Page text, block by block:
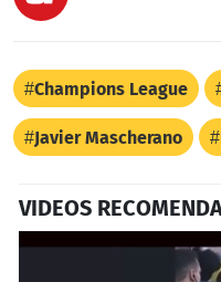
Champions League
Javier Mascherano
VIDEOS